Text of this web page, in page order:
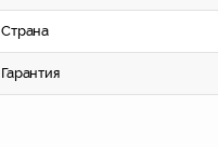
Страна
Гарантия